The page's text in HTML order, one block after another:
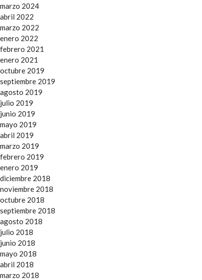
marzo 2024
abril 2022
marzo 2022
enero 2022
febrero 2021
enero 2021
octubre 2019
septiembre 2019
agosto 2019
julio 2019
junio 2019
mayo 2019
abril 2019
marzo 2019
febrero 2019
enero 2019
diciembre 2018
noviembre 2018
octubre 2018
septiembre 2018
agosto 2018
julio 2018
junio 2018
mayo 2018
abril 2018
marzo 2018